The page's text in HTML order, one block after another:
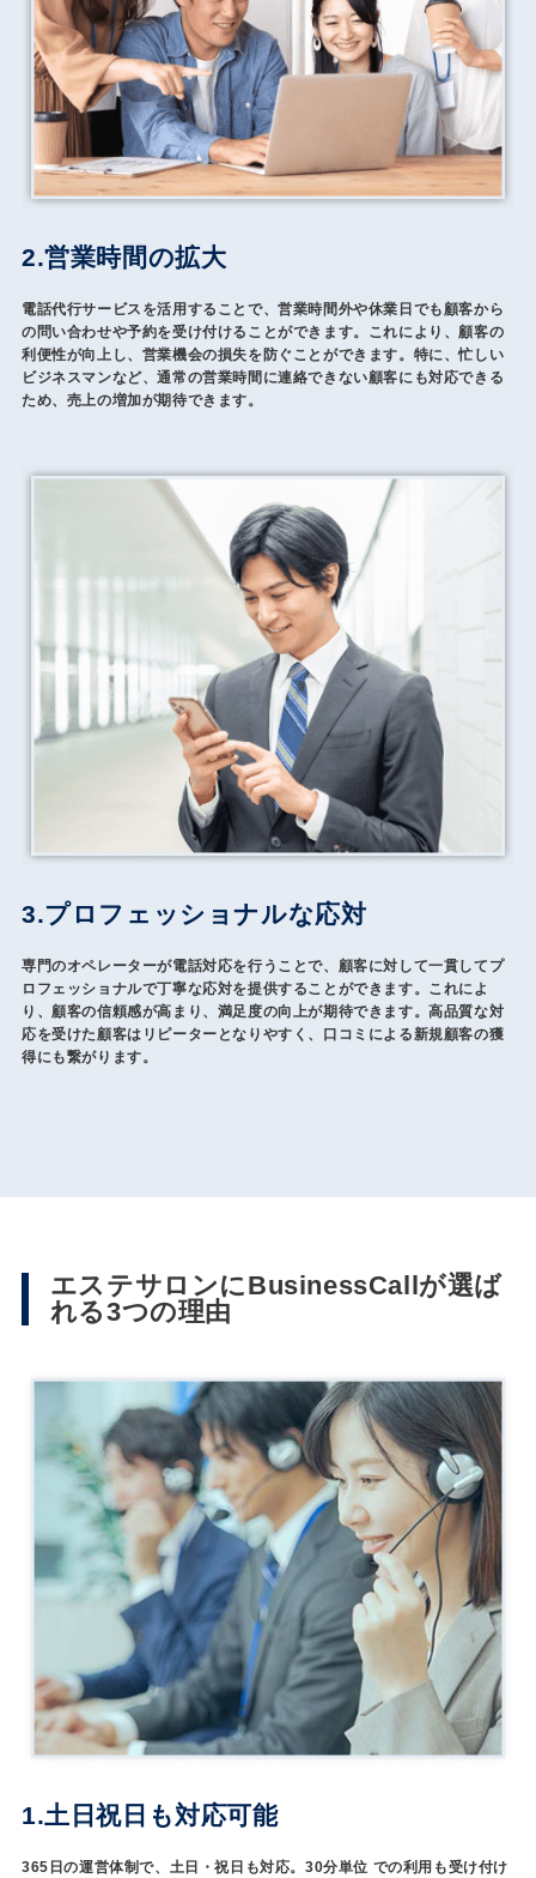
2.営業時間の拡大
電話代行サービスを活用することで、営業時間外や休業日でも顧客から
の問い合わせや予約を受け付けることができます。これにより、顧客の
利便性が向上し、営業機会の損失を防ぐことができます。特に、忙しい
ビジネスマンなど、通常の営業時間に連絡できない顧客にも対応できる
ため、売上の増加が期待できます。
3.プロフェッショナルな応対
専門のオペレーターが電話対応を行うことで、顧客に対して一貫してプ
ロフェッショナルで丁寧な応対を提供することができます。これによ
り、顧客の信頼感が高まり、満足度の向上が期待できます。高品質な対
応を受けた顧客はリピーターとなりやすく、口コミによる新規顧客の獲
得にも繋がります。
エステサロンにBusinessCallが選ば
れる3つの理由
1.土日祝日も対応可能
365日の運営体制で、土日・祝日も対応。30分単位 での利用も受け付け